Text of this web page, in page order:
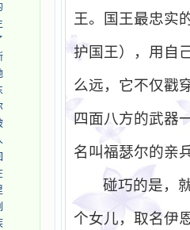
王。国王最忠实
护国王），用自
么远，它不仅戳
四面八方的武器
名叫福瑟尔的亲
碰巧的是，
个女儿，取名伊